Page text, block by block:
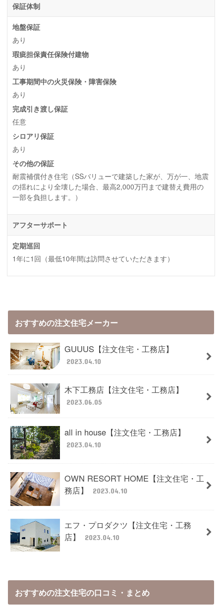
保証体制
地盤保証
あり
瑕疵担保責任保険付建物
あり
工事期間中の火災保険・障害保険
あり
完成引き渡し保証
任意
シロアリ保証
あり
その他の保証
耐震補償付き住宅（SSバリューで建築した家が、万が一、地震
の揺れにより全壊した場合、最高2,000万円まで建替え費用の
一部を負担します。）
アフターサポート
定期巡回
1年に1回（最低10年間は訪問させていただきます）
おすすめの注文住宅メーカー
GUUUS【注文住宅・工務店】
2023.04.10
木下工務店【注文住宅・工務店】
2023.06.05
all in house【注文住宅・工務店】
2023.04.10
OWN RESORT HOME【注文住宅・工
務店】
2023.04.10
エフ・プロダクツ【注文住宅・工務
店】
2023.04.10
おすすめの注文住宅の口コミ・まとめ